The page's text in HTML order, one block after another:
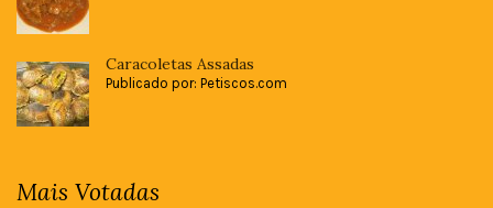
Caracoletas Assadas
Publicado por: Petiscos.com
Mais Votadas